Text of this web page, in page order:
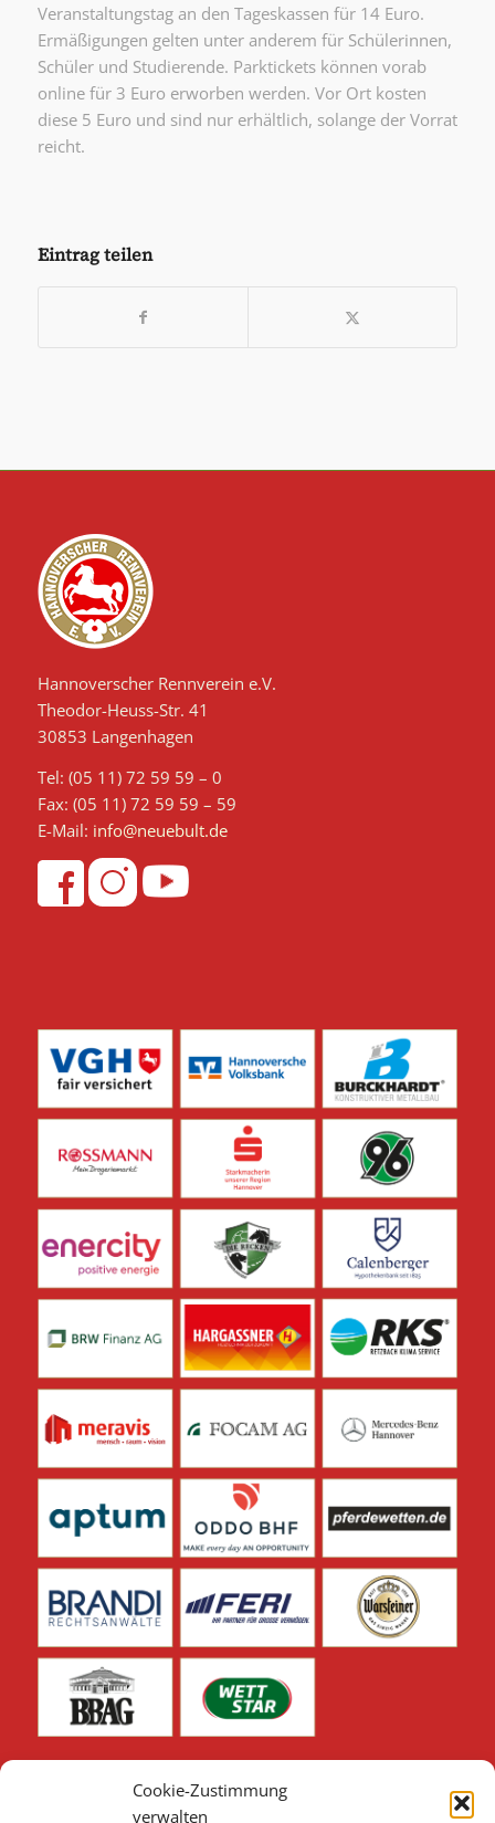
Cookie-Zustimmung
verwalten
Veranstaltungstag an den Tageskassen für 14 Euro.
Ermäßigungen gelten unter anderem für Schülerinnen,
Schüler und Studierende. Parktickets können vorab
online für 3 Euro erworben werden. Vor Ort kosten
diese 5 Euro und sind nur erhältlich, solange der Vorrat
reicht.
Eintrag teilen
Hannoverscher Rennverein e.V.
Theodor-Heuss-Str. 41
30853 Langenhagen
Tel: (05 11) 72 59 59 – 0
Fax: (05 11) 72 59 59 – 59
E-Mail: info@neuebult.de